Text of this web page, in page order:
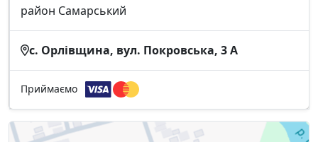
район Самарський
с. Орлівщина, вул. Покровська, 3 А
Приймаємо